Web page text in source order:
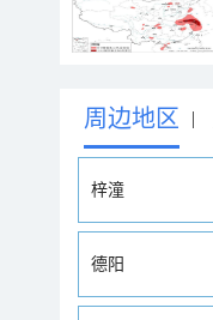
周边地区 |
梓潼
德阳